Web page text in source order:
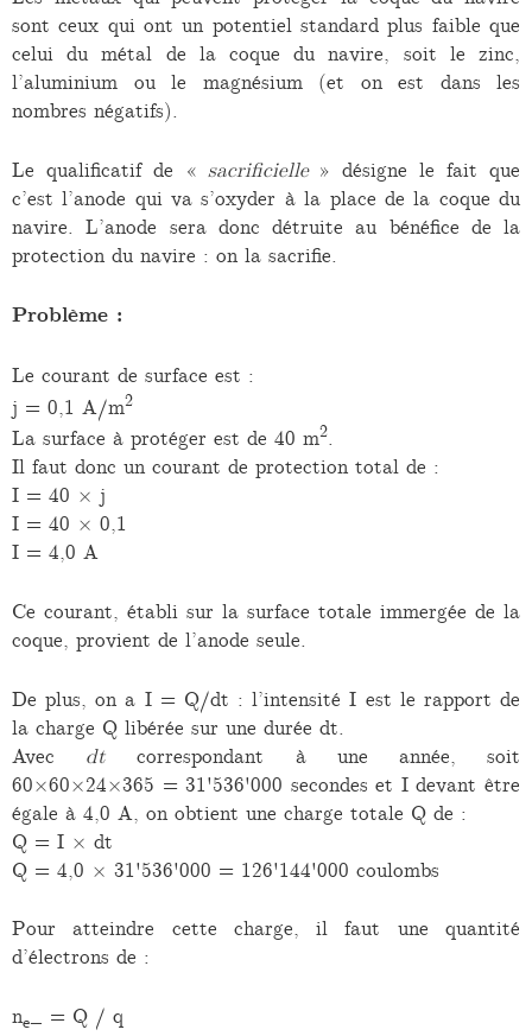
sont ceux qui ont un potentiel standard plus faible que
celui du métal de la coque du navire, soit le zinc,
l’aluminium ou le magnésium (et on est dans les
nombres négatifs).
Le qualificatif de « sacrificielle» désigne le fait que
c’est l’anode qui va s’oxyder à la place de la coque du
navire. L’anode sera donc détruite au bénéfice de la
protection du navire : on la sacrifie.
Problème :
Le courant de surface est :
j = 0,1 A/m2
La surface à protéger est de 40 m2.
Il faut donc un courant de protection total de :
I = 40 × j
I = 40 × 0,1
I = 4,0 A
Ce courant, établi sur la surface totale immergée de la
coque, provient de l’anode seule.
De plus, on a I = Q/dt : l’intensité I est le rapport de
la charge Q libérée sur une durée dt.
Avec dt correspondant à une année, soit
60×60×24×365 = 31'536'000 secondes et I devant être
égale à 4,0 A, on obtient une charge totale Q de :
Q = I × dt
Q = 4,0 × 31'536'000 = 126'144'000 coulombs
Pour atteindre cette charge, il faut une quantité
d’électrons de :
ne− = Q / q